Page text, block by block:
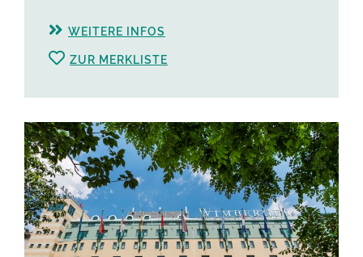
WEITERE INFOS
ZUR MERKLISTE